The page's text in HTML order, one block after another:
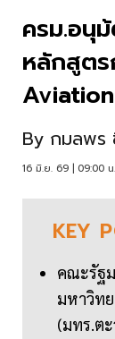
ครม.อนุ
หลักสูตร
By กมลพร
16 มิ.ย. 69 | 09:00 น.
KEY
คณะรัฐ
มหาวิท
(มทร.ต